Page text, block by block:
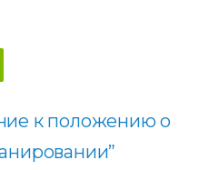
к положению о